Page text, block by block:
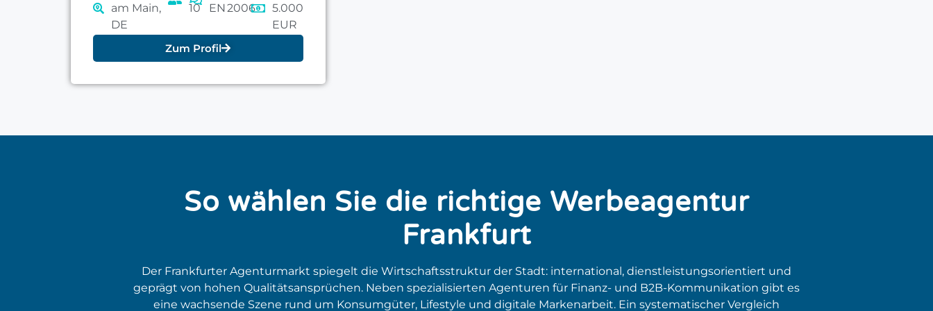
am Main,
DE
10 EN2006
5.000
EUR
Zum Profil
So wählen Sie die richtige Werbeagentur
Frankfurt
Der Frankfurter Agenturmarkt spiegelt die Wirtschaftsstruktur der Stadt: international, dienstleistungsorientiert und
geprägt von hohen Qualitätsansprüchen. Neben spezialisierten Agenturen für Finanz- und B2B-Kommunikation gibt es
eine wachsende Szene rund um Konsumgüter, Lifestyle und digitale Markenarbeit. Ein systematischer Vergleich